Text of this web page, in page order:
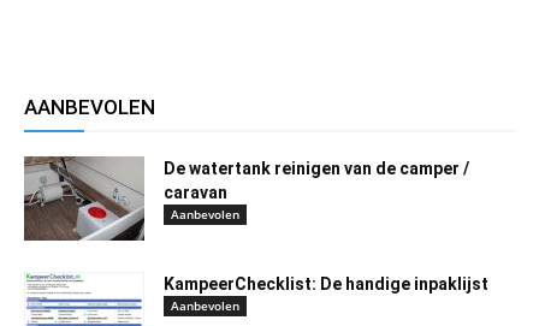
AANBEVOLEN
De watertank reinigen van de camper /
caravan
Aanbevolen
KampeerChecklist: De handige inpaklijst
Aanbevolen